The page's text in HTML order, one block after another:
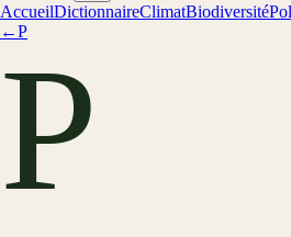
AccueilDictionnaireClimatBiodiversité
←P
P